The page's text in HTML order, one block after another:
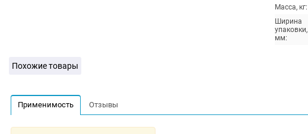
Масса, кг:
Ширина
упаковки,
мм:
Похожие товары
Применимость Отзывы